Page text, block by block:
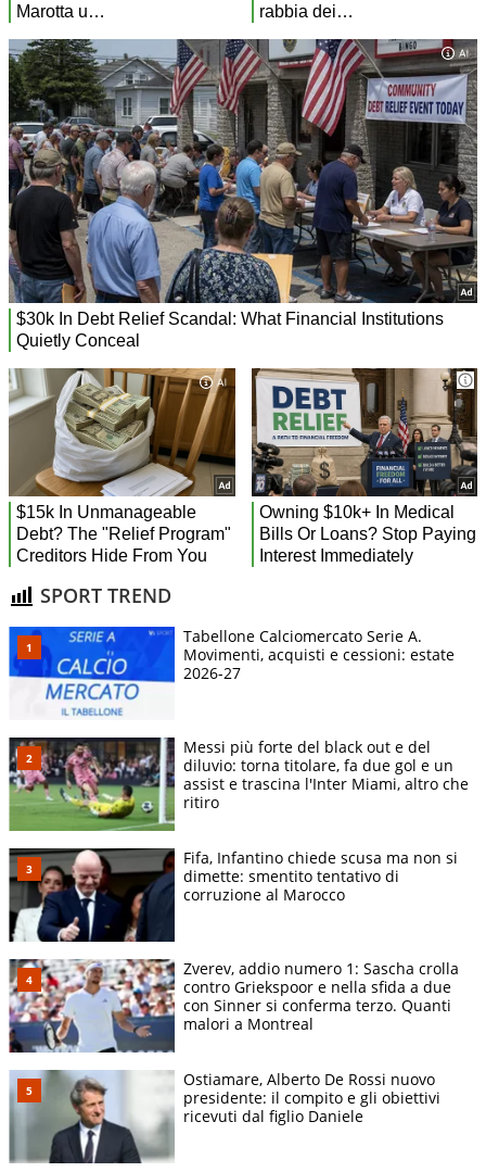
SPORT TREND
Tabellone Calciomercato Serie A.
Movimenti, acquisti e cessioni: estate
2026-27
Messi più forte del black out e del
diluvio: torna titolare, fa due gol e un
assist e trascina l'Inter Miami, altro che
ritiro
Fifa, Infantino chiede scusa ma non si
dimette: smentito tentativo di
corruzione al Marocco
Zverev, addio numero 1: Sascha crolla
contro Griekspoor e nella sfida a due
con Sinner si conferma terzo. Quanti
malori a Montreal
Ostiamare, Alberto De Rossi nuovo
presidente: il compito e gli obiettivi
ricevuti dal figlio Daniele